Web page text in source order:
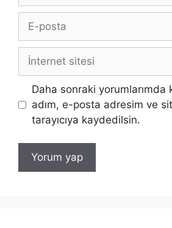
posta
İnternet
sitesi
Daha sonraki yorumlarımda
adım, e-posta adresim ve
tarayıcıya kaydedilsin.